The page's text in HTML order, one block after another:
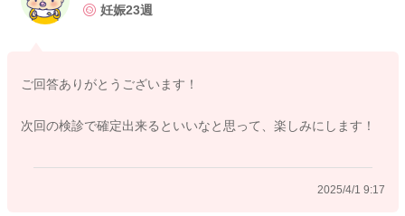
うことはできないことになっています。
お腹の赤ちゃんにもまた次の健診の時に教えてねと伝えてみて
妊娠23週
ご回答ありがとうございます！
次回の検診で確定出来るといいなと思って、楽しみにします！
2025/4/1 9:17